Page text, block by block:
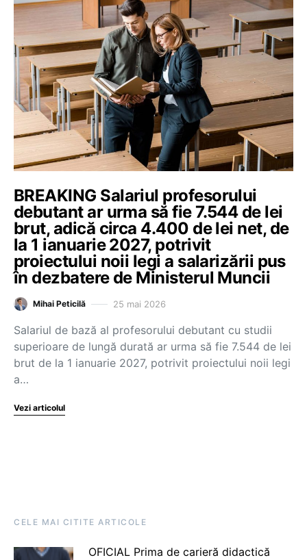
BREAKING Salariul profesorului
debutant ar urma să fie 7.544 de lei
brut, adică circa 4.400 de lei net, de
la 1 ianuarie 2027, potrivit
proiectului noii legi a salarizării pus
în dezbatere de Ministerul Muncii
Mihai Peticilă 25 mai 2026
Salariul de bază al profesorului debutant cu studii
superioare de lungă durată ar urma să fie 7.544 de lei
brut de la 1 ianuarie 2027, potrivit proiectului noii legi
a…
Vezi articolul
CELE MAI CITITE ARTICOLE
OFICIAL Prima de carieră didactică